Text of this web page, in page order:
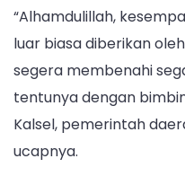
“Alhamdulillah,
luar biasa diberikan oleh
segera membenahi
tentunya dengan
Kalsel, pemerintah
ucapnya.